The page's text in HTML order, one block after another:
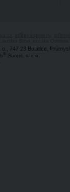
o., 747 23 Bolatice,
Shops, s. r. o.